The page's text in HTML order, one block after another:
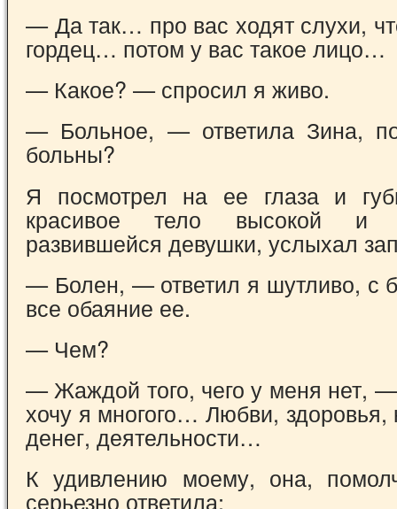
— Да так… про вас ходят слухи,
гордец… потом у вас такое лицо…
— Какое? — спросил я живо.
— Больное, — ответила Зина,
больны?
Я посмотрел на ее глаза и
красивое тело высокой и
развившейся девушки, услыхал
— Болен, — ответил я шутливо, с
все обаяние ее.
— Чем?
— Жаждой того, чего у меня нет,
хочу я многого… Любви, здоровья,
денег, деятельности…
К удивлению моему, она,
серьезно ответила;